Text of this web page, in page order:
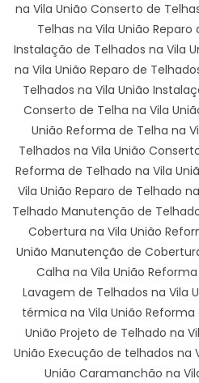
na Vila União Conserto de
Telhas na Vila União Reparo
Instalação de Telhados na Vila
na Vila União Reparo de
Telhados na Vila União
Conserto de Telha na Vila
União Reforma de Telha na
Telhados na Vila União
Reforma de Telhado na Vila
Vila União Reparo de Telhado
Telhado Manutenção de
Cobertura na Vila União
União Manutenção de
Calha na Vila União
Lavagem de Telhados na Vila
térmica na Vila União
União Projeto de Telhado na
União Execução de telhados na
União Caramanchão na